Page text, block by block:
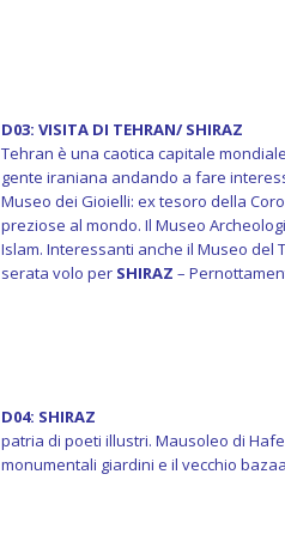
D03: VISITA DI TEHRAN/ SHIRAZ
Tehran è una caotica capitale
gente iraniana andando a fare
Museo dei Gioielli: ex tesoro della
preziose al mondo. Il Museo
Islam. Interessanti anche il Museo del
serata volo per SHIRAZ –
D04: SHIRAZ
patria di poeti illustri. Mausoleo di
monumentali giardini e il vecchio